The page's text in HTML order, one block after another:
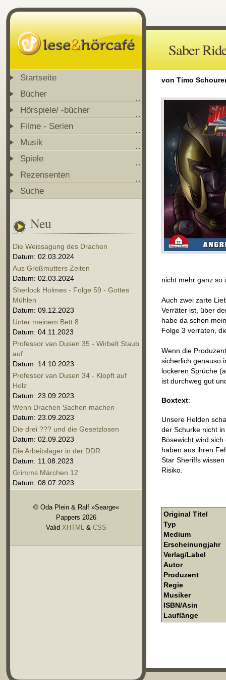
Startseite
Bücher
Hörspiele/ -bücher
Filme - Serien
Musik
Spiele
Rezensenten
Suche
Neu
Die Weissagung des Drachen
Datum: 02.03.2024
Aus Großmutters Zeiten
Datum: 02.03.2024
Sherlock Holmes - Folge 59 - Gottes
Mühlen
Datum: 09.12.2023
Unter meinem Bett 8
Datum: 04.11.2023
Professor van Dusen 35 - Wirbelt Staub
auf
Datum: 14.10.2023
Professor van Dusen 34 - Klopft auf
Holz
Datum: 23.09.2023
Wenn Drachen Sachen machen
Datum: 23.09.2023
Die drei ??? und die Gesetzlosen
Datum: 02.09.2023
Die Arbeitslager in der DDR
Datum: 11.08.2023
Grimms Märchen 12
Datum: 08.07.2023
© Oda Plein & Ralf »Searge«
Pappers 2026
Valid XHTML & CSS
Saber
von Timo
nicht mehr ganz so
Auch zwei zarte
Verräter ist, über
habe da schon
Folge 3 verraten,
Wenn die
sicherlich genauso
lockeren Sprüche
ist durchweg gut
Boxtext:
Unsere Helden
der Schurke nicht
Bösewicht wird
haben aus ihren
Star Sheriffs
Risiko.
Original Titel
Typ
Medium
Erscheinungjahr
Verlag/Label
Autor
Produzent
Regie
Musiker
ISBN/Asin
Lauflänge